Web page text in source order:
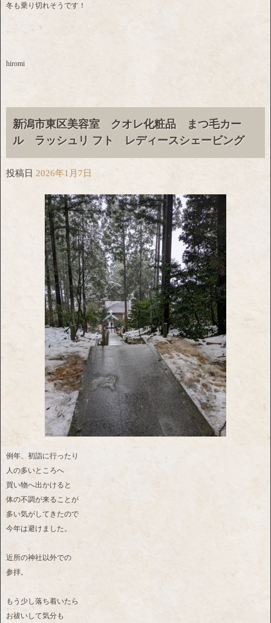
冬も乗り切れそうです！
hiromi
新潟市東区美容室 クオレ化粧品 まつ毛カー
ル ラッシュリ フト レディースシェービング
投稿日 2026年1月7日
例年、初詣に行ったり
人の多いところへ
買い物へ出かけると
体の不調が来ることが
多い気がしてきたので
今年は避けました。
近所の神社以外での
参拝。
もう少し落ち着いたら
お祓いして気分も